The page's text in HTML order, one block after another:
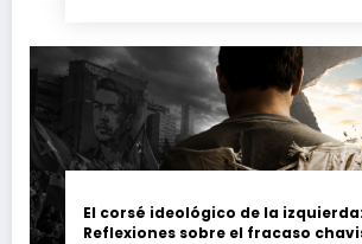
El corsé ideológico de la izquierda:
Reflexiones sobre el fracaso